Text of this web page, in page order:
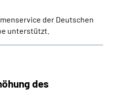
der Deutschen
unterstützt.
des